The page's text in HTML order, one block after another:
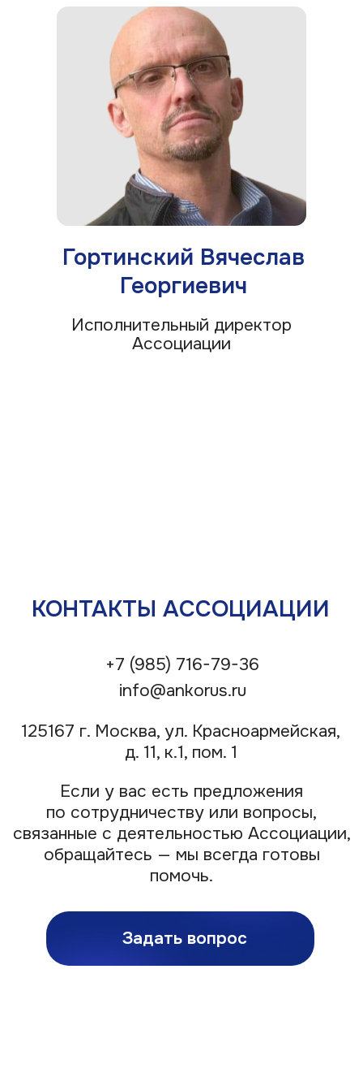
Если у вас есть предложения
по сотрудничеству или вопросы,
связанные с деятельностью Ассоциации,
обращайтесь — мы всегда готовы
помочь.
Задать вопрос
д. 11, к.1, пом. 1